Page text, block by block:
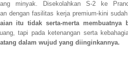
minyak. Disekolahkan S-2 ke
dengan fasilitas kerja premium-kini
itu tidak serta-merta membuatnya
tapi pada ketenangan serta
dalam wujud yang diinginkannya.